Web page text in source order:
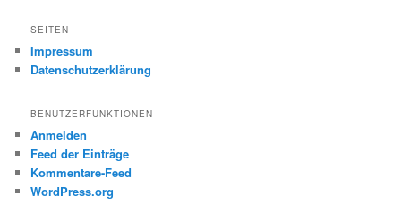
h
n
SEITEN
Impressum
Datenschutzerklärung
BENUTZERFUNKTIONEN
Anmelden
Feed der Einträge
Kommentare-Feed
WordPress.org